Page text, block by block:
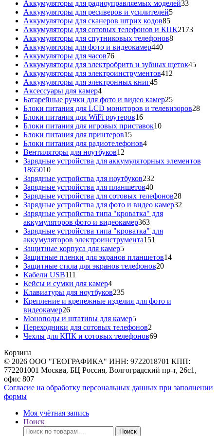
товара
Аккумуляторы для радиоуправляемых моделей3333
Аккумуляторы для ресиверов и усилителей55
Аккумуляторы для сканеров штрих кодов8585
товаров
Аккумуляторы для сотовых телефонов и КПК21732173
Аккумуляторы для спутниковых телефонов88
Аккумуляторы для фото и видеокамер440440
Аккумуляторы для часов7676
товаров
Аккумуляторы для электробритв и зубных щеток4545
Аккумуляторы для электроинструментов412
Аккумуляторы для электронных книг4545
Аксессуары для камер44
товара
Батарейные ручки для фото и видео камер2525
товаров
Блоки питания для LCD мониторов и телевизоров2828
Блоки питания для WiFi роутеров1616
товаров
Блоки питания для игровых приставок1010
Блоки питания для принтеров1515
товаров
Блоки питания для радиотелефонов44
Вентиляторы для ноутбуков12
товаров
Зарядные устройства для аккумуляторных элементов
186501010
товаров
Зарядные устройства для ноутбуков232
Зарядные устройства для планшетов4040
товаров
Зарядные устройства для сотовых телефонов2828
товаров
Зарядные устройства для фото и видео камер32
Зарядные устройства типа "кроватка" для
аккумуляторов фото и видеокамер363363
товара
Зарядные устройства типа "кроватка" для
аккумуляторов электроинструмента151
Защитные корпуса для камер55
товаров
Защитные пленки для экранов планшетов1414
Защитные сткла для экранов телефонов2020
Кабели USB111
товаров
Кейсы и сумки для камер44
товара
Клавиатуры для ноутбуков235235
товаров
Крепление и крепежные изделия для фото и
видеокамер2626
товаров
Моноподы и штативы для камер55
товаров
Переходники для сотовых телефонов2
товара
Чехлы для КПК и сотовых телефонов6969
Корзина
© 2026 ООО "ГЕОГРАФИКА" ИНН: 9722018701 КПП:
772201001 Москва, БЦ Россия, Волгоградский пр-т, 26с1,
офис 807
Согласие на обработку персональных данных при заполнении
формы
Моя учётная запись
Поиск
Искать:
Поиск